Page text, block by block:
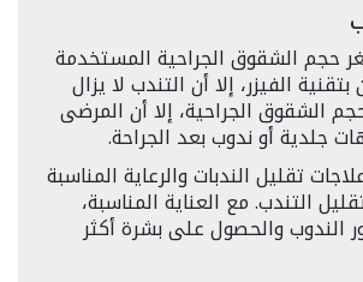
حجم الشقوق الجراحية المستخدمة
الفيزر، إلا أن التندب لا يزال
الشقوق الجراحية، إلا أن المرضى
جلدية أو ندوب بعد الجراحة.
تقليل الندبات والرعاية المناسبة
التندب. مع العناية المناسبة،
الندوب والحصول على بشرة أكثر